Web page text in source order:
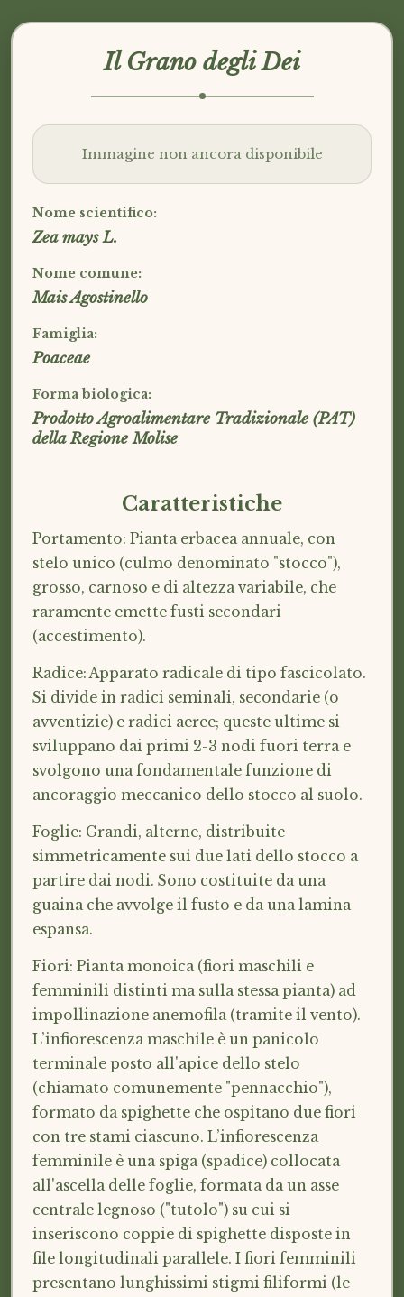
Il Grano degli Dei
Immagine non ancora disponibile
Nome scientifico:
Zea mays L.
Nome comune:
Mais Agostinello
Famiglia:
Poaceae
Forma biologica:
Prodotto Agroalimentare Tradizionale (PAT)
della Regione Molise
Caratteristiche
Portamento: Pianta erbacea annuale, con
stelo unico (culmo denominato "stocco"),
grosso, carnoso e di altezza variabile, che
raramente emette fusti secondari
(accestimento).
Radice: Apparato radicale di tipo fascicolato.
Si divide in radici seminali, secondarie (o
avventizie) e radici aeree; queste ultime si
sviluppano dai primi 2-3 nodi fuori terra e
svolgono una fondamentale funzione di
ancoraggio meccanico dello stocco al suolo.
Foglie: Grandi, alterne, distribuite
simmetricamente sui due lati dello stocco a
partire dai nodi. Sono costituite da una
guaina che avvolge il fusto e da una lamina
espansa.
Fiori: Pianta monoica (fiori maschili e
femminili distinti ma sulla stessa pianta) ad
impollinazione anemofila (tramite il vento).
L’infiorescenza maschile è un panicolo
terminale posto all'apice dello stelo
(chiamato comunemente "pennacchio"),
formato da spighette che ospitano due fiori
con tre stami ciascuno. L’infiorescenza
femminile è una spiga (spadice) collocata
all'ascella delle foglie, formata da un asse
centrale legnoso ("tutolo") su cui si
inseriscono coppie di spighette disposte in
file longitudinali parallele. I fiori femminili
presentano lunghissimi stigmi filiformi (le